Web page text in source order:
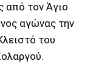
από τον Άγιο
αγώνας την
του